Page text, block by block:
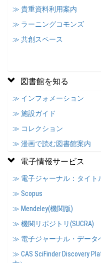
≫ 貴重資料利用案内
≫ ラーニングコモンズ
≫ 共創スペース
図書館を知る
≫ インフォメーション
≫ 施設ガイド
≫ コレクション
≫ 漫画で読む図書館案内
電子情報サービス
≫ 電子ジャーナル：タイト
≫ Scopus
≫ Mendeley(機関版)
≫ 機関リポジトリ(SUCRA)
≫ 電子ジャーナル・データ
≫ CAS SciFinder Discovery